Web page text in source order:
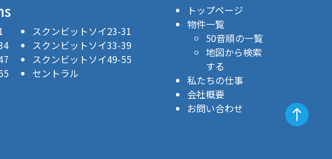
スクンビットソイ23-31
スクンビットソイ33-39
スクンビットソイ49-55
セントラル
トップページ
物件一覧
50音順の一覧
地図から検索
する
私たちの仕事
会社概要
お問い合わせ